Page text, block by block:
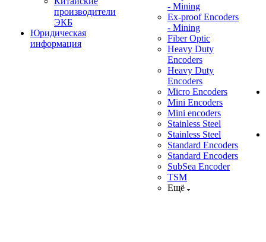
производители
ЭКБ
Юридическая
информация
- Mining
Ex-proof Encoders
- Mining
Fiber Optic
Heavy Duty
Encoders
Heavy Duty
Encoders
Micro Encoders
Mini Encoders
Mini encoders
Stainless Steel
Stainless Steel
Standard Encoders
Standard Encoders
SubSea Encoder
TSM
Ещё